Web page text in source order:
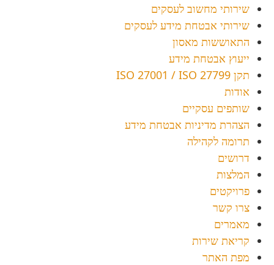
שירותי מחשוב לעסקים
שירותי אבטחת מידע לעסקים
התאוששות מאסון
ייעוץ אבטחת מידע
תקן ISO 27001 / ISO 27799
אודות
שותפים עסקיים
הצהרת מדיניות אבטחת מידע
תרומה לקהילה
דרושים
המלצות
פרויקטים
צרו קשר
מאמרים
קריאת שירות
מפת האתר